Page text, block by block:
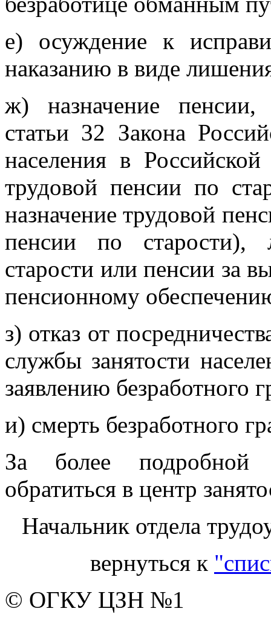
е) осуждение к
наказанию в виде
ж) назначение
статьи 32 Закона
населения в
трудовой пенсии по
назначение трудовой
пенсии по старости),
старости или пенсии за
пенсионному
з) отказ от
службы занятости
заявлению безработного
и) смерть безработного
За более подробной
обратиться в центр
Начальник отдела
вернуться к
© ОГКУ ЦЗН №1